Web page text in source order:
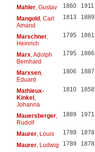
Mahler, Gustav 1860 1911
Mangold, Carl
Amand
1813 1889
Marschner,
Heinrich
1795 1861
Marx, Adolph
Bernhard
1795 1866
Marxsen,
Eduard
1806 1887
Mathieux-
Kinkel,
Johanna
1810 1858
Mauersberger,
Rudolf
1889 1971
Maurer, Louis 1789 1878
Maurer, Ludwig 1789 1878